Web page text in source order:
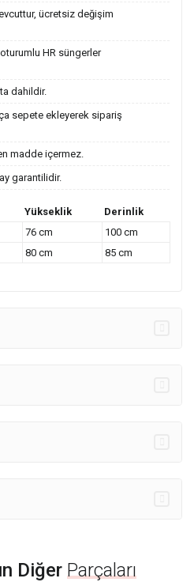
ücretsiz değişim
HR süngerler
dahildir.
sepete ekleyerek sipariş
madde içermez.
garantilidir.
Yükseklik
Derinlik
76 cm
100 cm
80 cm 85 cm
Diğer Parçaları